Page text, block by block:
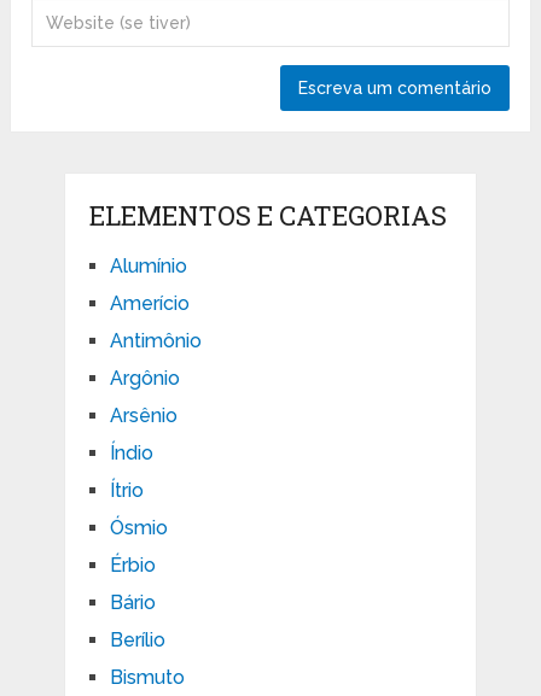
ELEMENTOS E CATEGORIAS
Alumínio
Amerício
Antimônio
Argônio
Arsênio
Índio
Ítrio
Ósmio
Érbio
Bário
Berílio
Bismuto